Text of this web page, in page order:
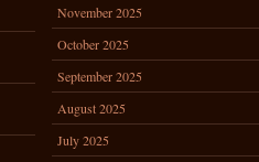
November 2025
October 2025
September 2025
August 2025
July 2025